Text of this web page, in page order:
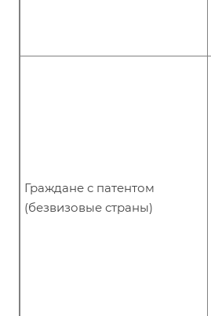
Граждане с патентом
(безвизовые страны)